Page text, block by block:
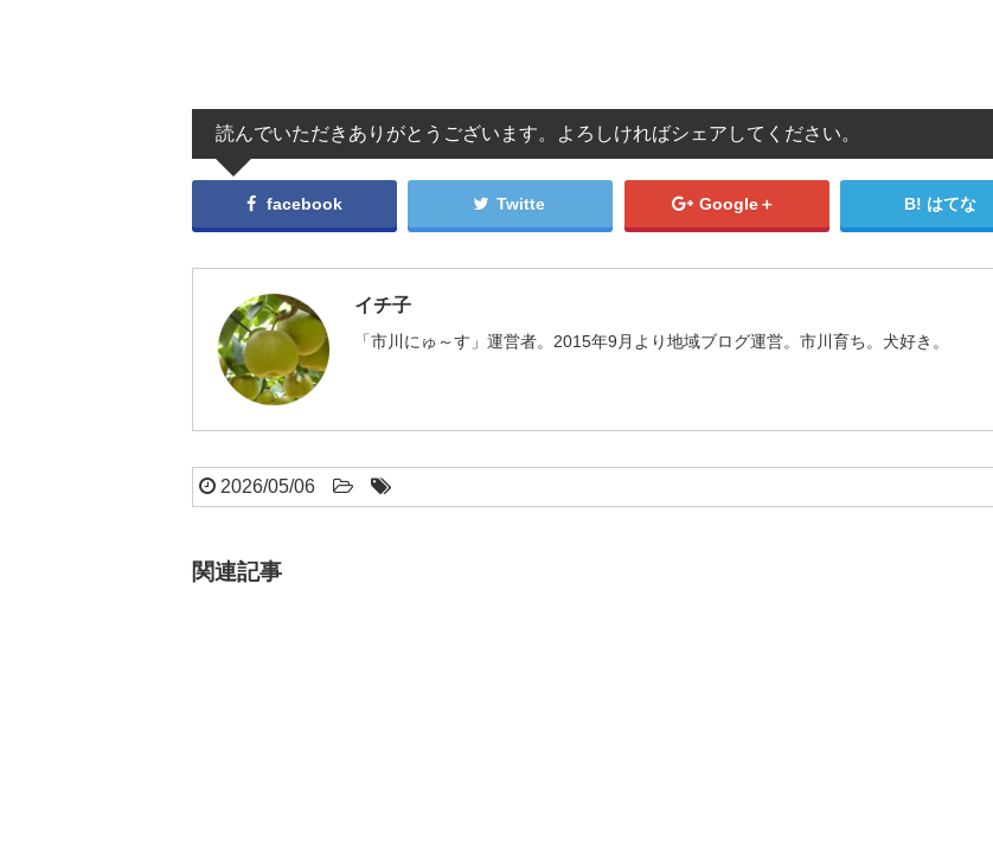
読んでいただきありがとうございます。よろしければシェアしてください。
facebook Twitte Google＋ はてな
イチ子
「市川にゅ～す」運営者。2015年9月より地域ブログ運営。市川育ち。犬好き。
2026/05/06
関連記事